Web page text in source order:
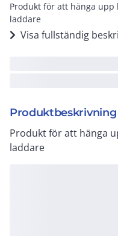
Produkt för att hänga
laddare
Visa fullständig
Produktbeskrivning
Produkt för att hänga
laddare